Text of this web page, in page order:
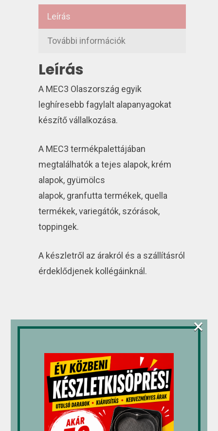
Leírás
További információk
Leírás
A MEC3 Olaszország egyik
leghíresebb fagylalt alapanyagokat
készítő vállalkozása.
A MEC3 termékpalettájában
megtalálhatók a tejes alapok, krém
alapok, gyümölcs
alapok, granfutta termékek, quella
termékek, variegátók, szórások,
toppingek.
A készletről az árakról és a szállításról
érdeklődjenek kollégáinknál.
Kapcsolódó termékek
Fagyis
M-gél
Stöckel
×